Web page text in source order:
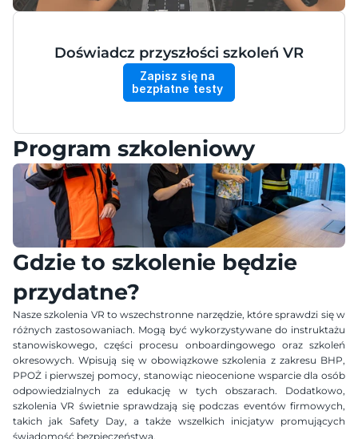
Doświadcz przyszłości szkoleń VR
Zapisz się na
bezpłatne testy
Program szkoleniowy
Gdzie to szkolenie będzie
przydatne?
Nasze szkolenia VR to wszechstronne narzędzie, które sprawdzi się w
różnych zastosowaniach. Mogą być wykorzystywane do instruktażu
stanowiskowego, części procesu onboardingowego oraz szkoleń
okresowych. Wpisują się w obowiązkowe szkolenia z zakresu BHP,
PPOŻ i pierwszej pomocy, stanowiąc nieocenione wsparcie dla osób
odpowiedzialnych za edukację w tych obszarach. Dodatkowo,
szkolenia VR świetnie sprawdzają się podczas eventów firmowych,
takich jak Safety Day, a także wszelkich inicjatyw promujących
świadomość bezpieczeństwa.